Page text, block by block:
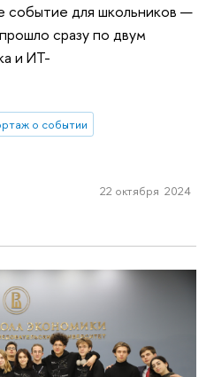
событие для школьников —
сразу по двум
и ИТ-
о событии
22 октября 2024